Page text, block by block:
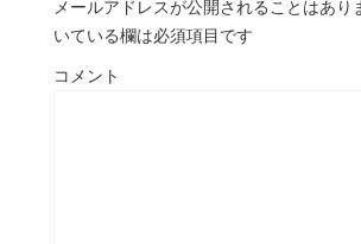
メールアドレスが公開されることはあり
いている欄は必須項目です
コメント